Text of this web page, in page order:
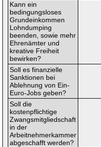
Kann ein
bedingungsloses
Grundeinkommen
Lohndumping
beenden, sowie mehr
Ehrenämter und
kreative Freiheit
bewirken?
Soll es finanzielle
Sanktionen bei
Ablehnung von Ein-
Euro-Jobs geben?
Soll die
kostenpflichtige
Zwangsmitgliedschaft
in der
Arbeitnehmerkammer
abgeschafft werden?